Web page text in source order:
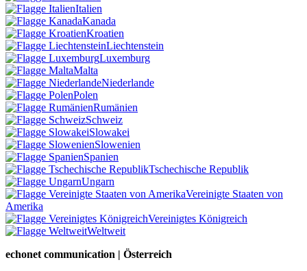
Italien
Kanada
Kroatien
Liechtenstein
Luxemburg
Malta
Niederlande
Polen
Rumänien
Schweiz
Slowakei
Slowenien
Spanien
Tschechische Republik
Ungarn
Vereinigte Staaten von
Amerika
Vereinigtes Königreich
Weltweit
echonet communication | Österreich